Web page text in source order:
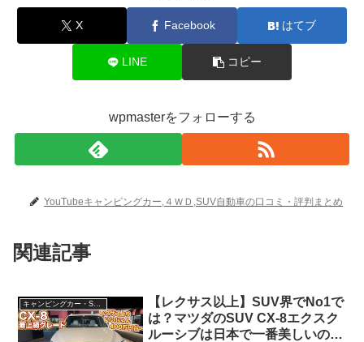
X Facebook はてブ
LINE コピー
wpmasterをフォローする
YouTubeキャンピングカー,４ＷＤ,SUV自動車の口コミ・評判まとめ
関連記事
【レクサス以上】SUV界でNo1で
は？マツダのSUV CX-8エクスク
ルーシブは日本で一番美しいので